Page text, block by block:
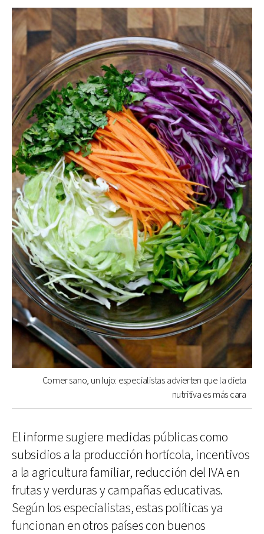
Comer sano, un lujo: especialistas advierten que la dieta
nutritiva es más cara
El informe sugiere medidas públicas como
subsidios a la producción hortícola, incentivos
a la agricultura familiar, reducción del IVA en
frutas y verduras y campañas educativas.
Según los especialistas, estas políticas ya
funcionan en otros países con buenos